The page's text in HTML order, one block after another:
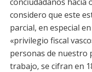
considero que este
parcial, en especial
«privilegio fiscal
personas de nuestro
trabajo, se cifran en